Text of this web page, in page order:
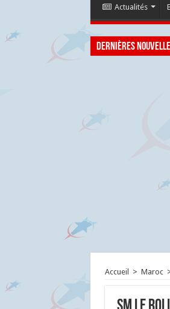
Actualités
Dernières
Accueil > Maroc